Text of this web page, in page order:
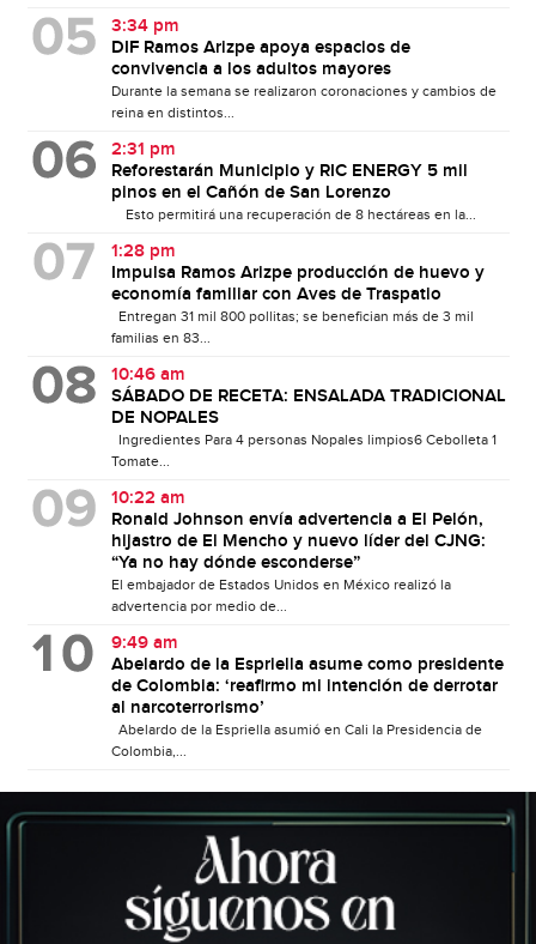
3:34 pm
DIF Ramos Arizpe apoya espacios de
convivencia a los adultos mayores
Durante la semana se realizaron coronaciones y cambios de
reina en distintos...
2:31 pm
Reforestarán Municipio y RIC ENERGY 5 mil
pinos en el Cañón de San Lorenzo
Esto permitirá una recuperación de 8 hectáreas en la...
1:28 pm
Impulsa Ramos Arizpe producción de huevo y
economía familiar con Aves de Traspatio
Entregan 31 mil 800 pollitas; se benefician más de 3 mil
familias en 83...
10:46 am
SÁBADO DE RECETA: ENSALADA TRADICIONAL
DE NOPALES
Ingredientes Para 4 personas Nopales limpios6 Cebolleta 1
Tomate...
10:22 am
Ronald Johnson envía advertencia a El Pelón,
hijastro de El Mencho y nuevo líder del CJNG:
“Ya no hay dónde esconderse”
El embajador de Estados Unidos en México realizó la
advertencia por medio de...
9:49 am
Abelardo de la Espriella asume como presidente
de Colombia: ‘reafirmo mi intención de derrotar
al narcoterrorismo’
Abelardo de la Espriella asumió en Cali la Presidencia de
Colombia,...